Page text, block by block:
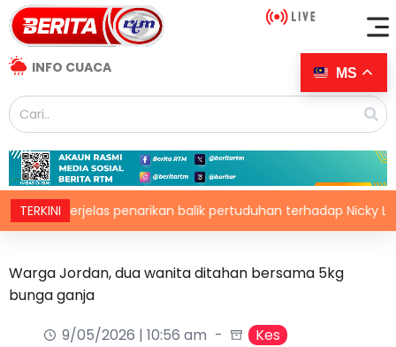
INFO CUACA
TERKINI
perjelas penarikan balik pertuduhan terhadap Nicky Liow
Warga Jordan, dua wanita ditahan bersama 5kg
bunga ganja
9/05/2026 | 10:56 am
Kes
MS